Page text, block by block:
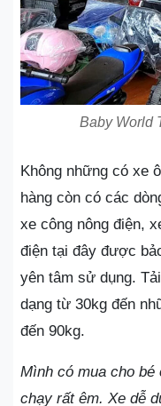
Baby World
Không những có xe
hàng còn có các
xe công nông điện,
điện tại đây được
yên tâm sử dụng.
dạng từ 30kg đến
đến 90kg.
Mình có mua cho
chạy rất êm. Xe dễ